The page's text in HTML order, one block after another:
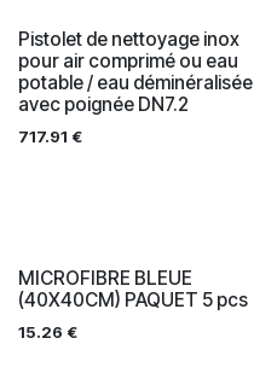
Pistolet de nettoyage inox
pour air comprimé ou eau
potable / eau déminéralisée
avec poignée DN7.2
717.91 €
MICROFIBRE BLEUE
(40X40CM) PAQUET 5 pcs
15.26 €